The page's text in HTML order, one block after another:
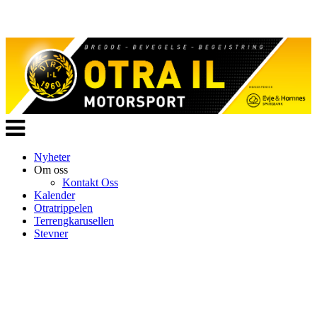
Veksle
navigasjon
Nyheter
Om oss
Kontakt Oss
Kalender
Otratrippelen
Terrengkarusellen
Stevner